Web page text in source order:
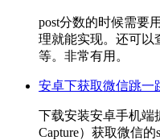
post分数的时候需要
理就能实现。还可以
等。非常有用。
安卓下获取微信跳一
下载安装安卓手机端
Capture）获取微信的